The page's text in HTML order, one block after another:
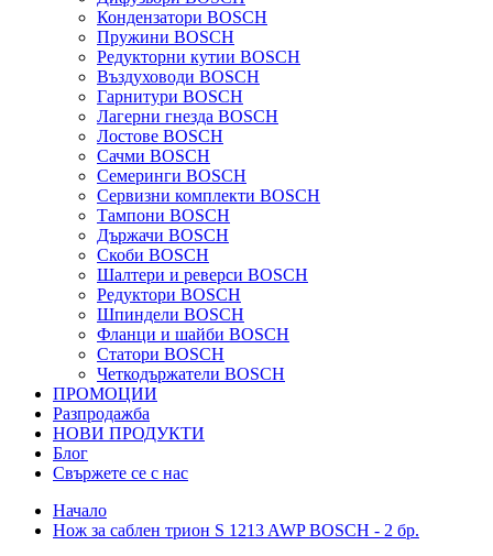
Кондензатори BOSCH
Пружини BOSCH
Редукторни кутии BOSCH
Въздуховоди BOSCH
Гарнитури BOSCH
Лагерни гнезда BOSCH
Лостове BOSCH
Сачми BOSCH
Семеринги BOSCH
Сервизни комплекти BOSCH
Тампони BOSCH
Държачи BOSCH
Скоби BOSCH
Шалтери и реверси BOSCH
Редуктори BOSCH
Шпиндели BOSCH
Фланци и шайби BOSCH
Статори BOSCH
Четкодържатели BOSCH
ПРОМОЦИИ
Разпродажба
НОВИ ПРОДУКТИ
Блог
Свържете се с нас
Начало
Нож за саблен трион S 1213 AWP BOSCH - 2 бр.